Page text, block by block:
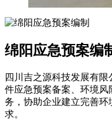
绵阳应急预案编
四川吉之源科技发展有
件应急预案备案、环境风
务，协助企业建立完善
求。